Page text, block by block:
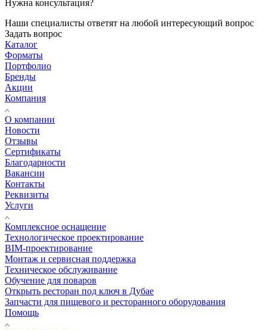
Нужна консультация?
Наши специалисты ответят на любой интересующий вопрос
Задать вопрос
Каталог
Форматы
Портфолио
Бренды
Акции
Компания
О компании
Новости
Отзывы
Сертификаты
Благодарности
Вакансии
Контакты
Реквизиты
Услуги
Комплексное оснащение
Технологическое проектирование
BIM-проектирование
Монтаж и сервисная поддержка
Техническое обслуживание
Обучение для поваров
Открыть ресторан под ключ в Дубае
Запчасти для пищевого и ресторанного оборудования
Помощь